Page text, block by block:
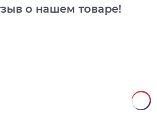
о нашем товаре!